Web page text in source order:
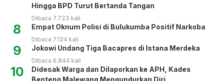
Hingga BPD Turut Bertanda Tangan
Dibaca 7.723 kali
8 Empat Oknum Polisi di Bulukumba Positif Narkoba
Dibaca 7.124 kali
9 Jokowi Undang Tiga Bacapres di Istana Merdeka
Dibaca 6.844 kali
10
Didesak Warga dan Dilaporkan ke APH, Kades
Benteng Malewang Mengundurkan Diri